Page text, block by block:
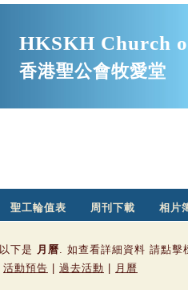
HKSKH Church
香港聖公會牧愛堂
聖工輪值表 周刊下載 相片
以下是 月曆. 如查看詳細資料 請點擊
活動預告
過去活動 月曆